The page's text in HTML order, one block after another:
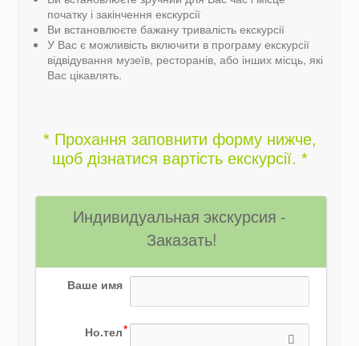
початку і закінчення екскурсії
Ви встановлюєте бажану тривалість екскурсії
У Вас є можливість включити в програму екскурсії
відвідування музеїв, ресторанів, або інших місць, які
Вас цікавлять.
* Прохання заповнити форму нижче,
щоб дізнатися вартість екскурсії. *
Индивидуальная экскурсия -
Заказать!
Ваше имя
Но.тел